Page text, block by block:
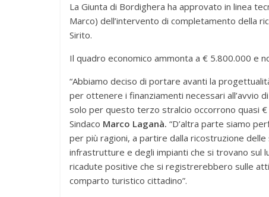
La Giunta di Bordighera ha approvato in linea
Marco) dell’intervento di completamento della
Sirito.
Il quadro economico ammonta a € 5.800.000 e
“Abbiamo deciso di portare avanti la
per ottenere i finanziamenti necessari all’avvio
solo per questo terzo stralcio occorrono quasi
Sindaco Marco Laganà. “D’altra parte siamo
per più ragioni, a partire dalla ricostruzione
infrastrutture e degli impianti che si trovano sul
ricadute positive che si registrerebbero sulle
comparto turistico cittadino”.